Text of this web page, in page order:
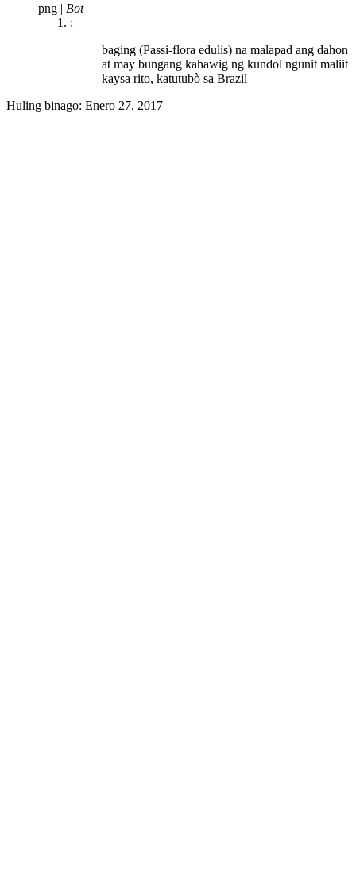
png | Bot
:
baging (Passi-flora edulis) na malapad ang dahon
at may bungang kahawig ng kundol ngunit maliit
kaysa rito, katutubò sa Brazil
Huling binago: Enero 27, 2017